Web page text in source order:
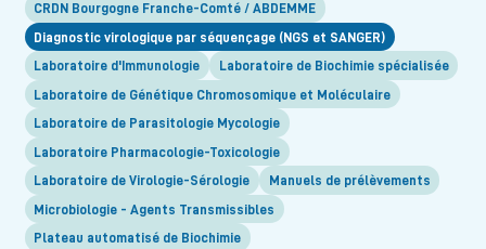
CRDN Bourgogne Franche-Comté / ABDEMME
Diagnostic virologique par séquençage (NGS et SANGER)
Laboratoire d'Immunologie Laboratoire de Biochimie spécialisée
Laboratoire de Génétique Chromosomique et Moléculaire
Laboratoire de Parasitologie Mycologie
Laboratoire Pharmacologie-Toxicologie
Laboratoire de Virologie-Sérologie Manuels de prélèvements
Microbiologie - Agents Transmissibles
Plateau automatisé de Biochimie